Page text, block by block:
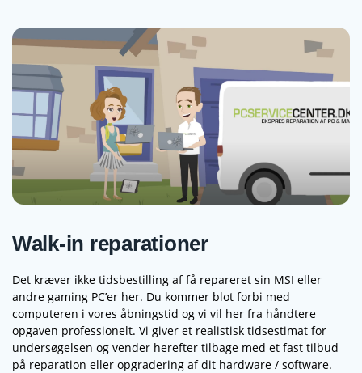
Walk-in reparationer
Det kræver ikke tidsbestilling af få repareret sin MSI eller
andre gaming PC’er her. Du kommer blot forbi med
computeren i vores åbningstid og vi vil her fra håndtere
opgaven professionelt. Vi giver et realistisk tidsestimat for
undersøgelsen og vender herefter tilbage med et fast tilbud
på reparation eller opgradering af dit hardware / software.